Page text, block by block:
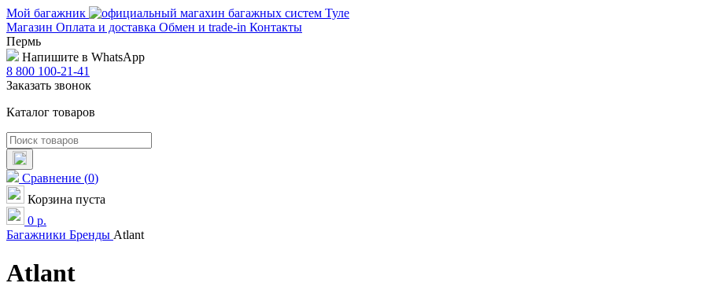
Мой багажник
Магазин Оплата и доставка Обмен и trade-in Контакты
Пермь
Напишите в WhatsApp
8 800 100-21-41
Заказать звонок
Каталог товаров
Сравнение (0)
Корзина пуста
0 р.
Багажники Бренды Atlant
Atlant